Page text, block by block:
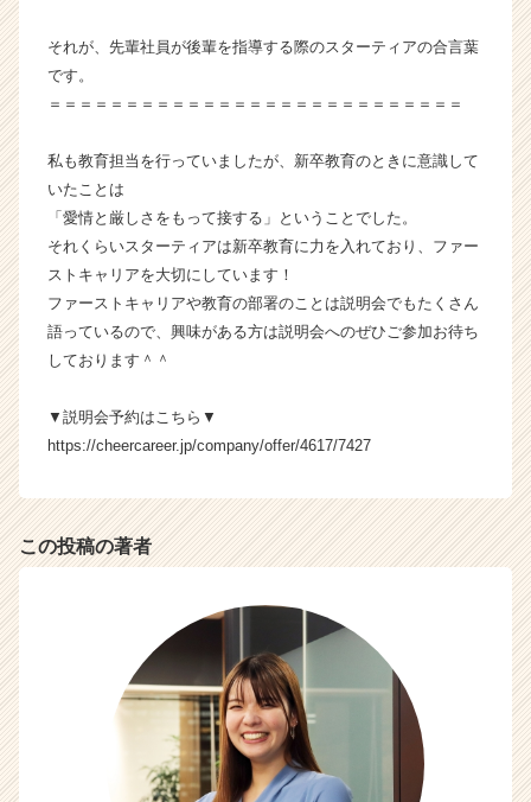
キ
リ
（C
e
r
C
a
r
それが、先輩社員が後輩を指導する際のスターティアの合言葉
です。
＝＝＝＝＝＝＝＝＝＝＝＝＝＝＝＝＝＝＝＝＝＝＝＝＝＝＝
私も教育担当を行っていましたが、新卒教育のときに意識して
いたことは
「愛情と厳しさをもって接する」ということでした。
それくらいスターティアは新卒教育に力を入れており、ファー
ストキャリアを大切にしています！
ファーストキャリアや教育の部署のことは説明会でもたくさん
語っているので、興味がある方は説明会へのぜひご参加お待ち
しております＾＾
▼説明会予約はこちら▼
https://cheercareer.jp/company/offer/4617/7427
この投稿の著者